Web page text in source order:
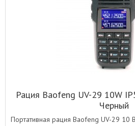
Рация Baofeng UV-29 10W
Черный
Портативная рация Baofeng UV-29 10